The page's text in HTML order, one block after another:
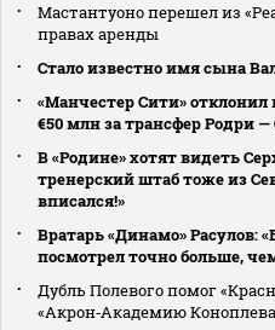
Мастантуоно перешел из
правах аренды
Стало известно имя сына
«Манчестер Сити»
€50 млн за трансфер Родри
В «Родине» хотят видеть
тренерский штаб тоже из
вписался!»
Вратарь «Динамо» Расулов:
посмотрел точно больше,
Дубль Полевого помог
«Акрон‑Академию